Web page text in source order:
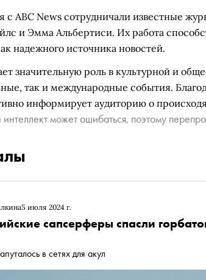
с ABC News сотрудничали известные
и Эмма Альбертиси. Их работа
надежного источника новостей.
значительную роль в культурной и
так и международные события.
информирует аудиторию о
может ошибаться, поэтому
5 июля 2024 г.
сапсерферы спасли
в сетях для акул